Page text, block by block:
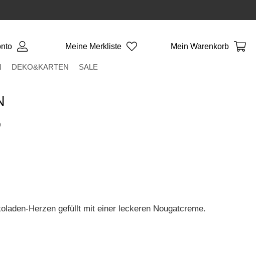
Meine Merkliste Mein Warenkorb
DEKO&KARTEN SALE
Herzen gefüllt mit einer leckeren Nougatcreme.